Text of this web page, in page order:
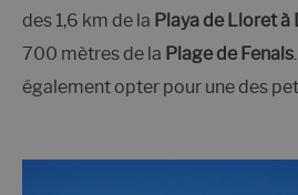
des 1,6 km de la Playa de Lloret à
700 mètres de la Plage de Fenals
également opter pour une des